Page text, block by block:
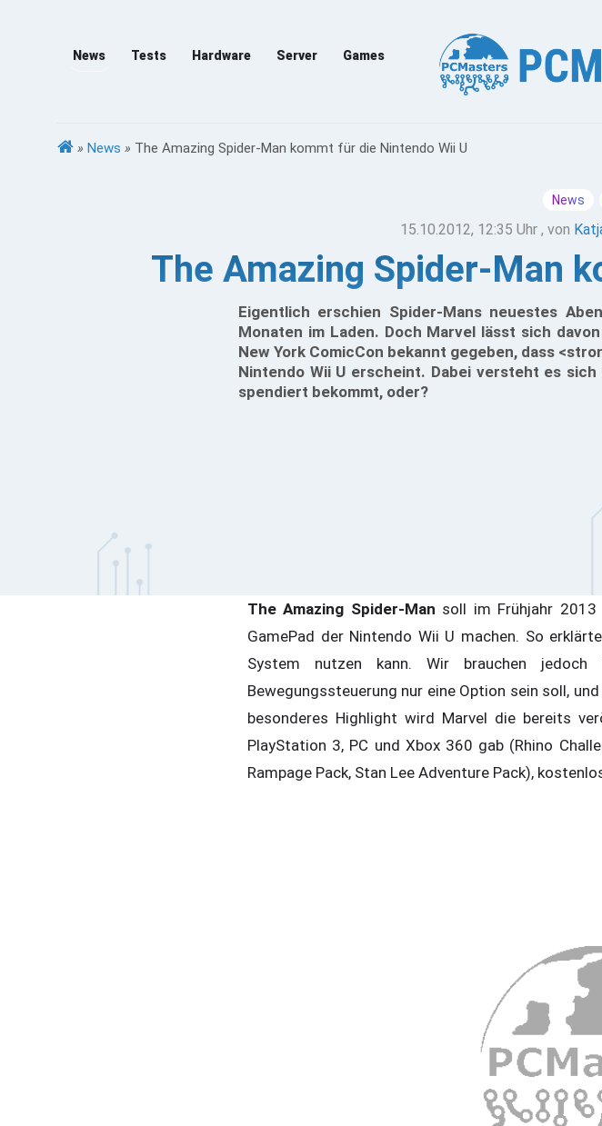
News Tests Hardware Server Games
» News » The Amazing Spider-Man kommt für die Nintendo Wii U
News
15.10.2012, 12:35 Uhr , von
The Amazing Spider-Man
Eigentlich erschien Spider-Mans neuestes
Monaten im Laden. Doch Marvel lässt sich
New York ComicCon bekannt gegeben, dass
Nintendo Wii U erscheint. Dabei versteht es
spendiert bekommt, oder?
The Amazing Spider-Man soll im Frühjahr 2013
GamePad der Nintendo Wii U machen. So
System nutzen kann. Wir brauchen
Bewegungssteuerung nur eine Option sein soll,
besonderes Highlight wird Marvel die bereits
PlayStation 3, PC und Xbox 360 gab (Rhino
Rampage Pack, Stan Lee Adventure Pack),